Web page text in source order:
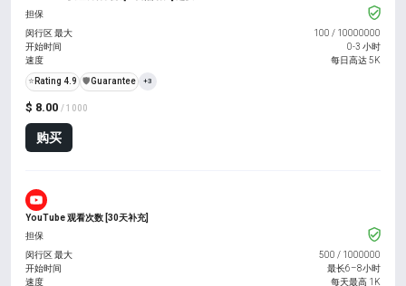
$ 8.00 / 1000
购买
担保
闵行区 最大
100 / 10000000
开始时间
0-3 小时
速度
每日高达 5K
⭐ Rating 4.9 ️🛡️Guarantee +3
YouTube 观看次数 [30天补充]
担保
闵行区 最大
500 / 1000000
开始时间
最长6–8小时
速度
每天最高 1K